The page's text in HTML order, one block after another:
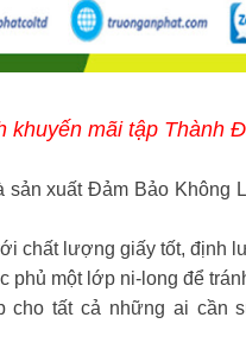
khuyến mãi tập Thành
sản xuất Đảm Bảo Không
chất lượng giấy tốt, định
phủ một lớp ni-long để
cho tất cả những ai cần